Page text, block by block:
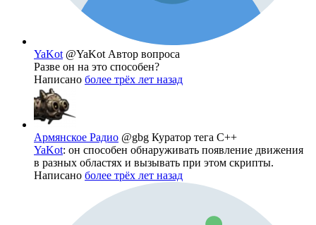
YaKot @YaKot Автор вопроса
Разве он на это способен?
Написано более трёх лет назад
Армянское Радио @gbg Куратор тега C++
YaKot: он способен обнаруживать появление движения
в разных областях и вызывать при этом скрипты.
Написано более трёх лет назад